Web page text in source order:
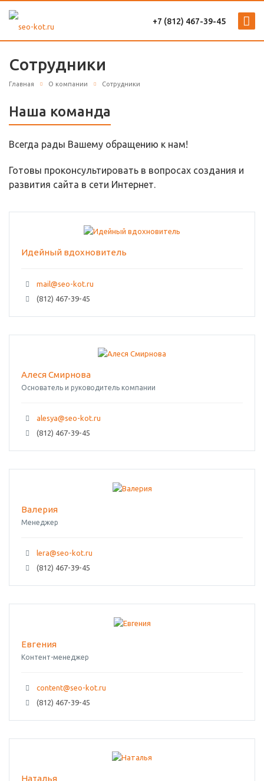
+7 (812) 467-39-45
Сотрудники
Главная О компании Сотрудники
Наша команда
Всегда рады Вашему обращению к нам!
Готовы проконсультировать в вопросах создания и
развития сайта в сети Интернет.
Идейный вдохновитель
mail@seo-kot.ru
(812) 467-39-45
Алеся Смирнова
Основатель и руководитель компании
alesya@seo-kot.ru
(812) 467-39-45
Валерия
Менеджер
lera@seo-kot.ru
(812) 467-39-45
Евгения
Контент-менеджер
content@seo-kot.ru
(812) 467-39-45
Наталья